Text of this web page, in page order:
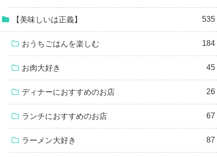
【美味しいは正義】 535
おうちごはんを楽しむ 184
お肉大好き 45
ディナーにおすすめのお店 26
ランチにおすすめのお店 67
ラーメン大好き 87